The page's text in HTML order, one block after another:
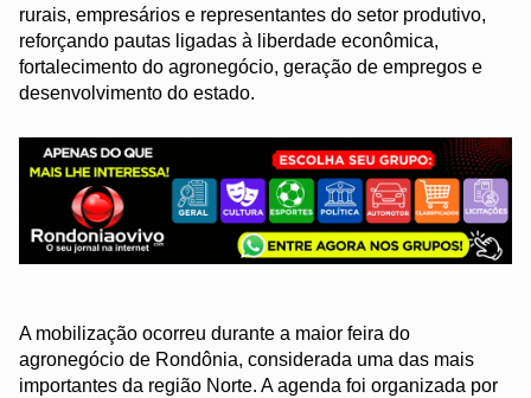
rurais, empresários e representantes do setor produtivo,
reforçando pautas ligadas à liberdade econômica,
fortalecimento do agronegócio, geração de empregos e
desenvolvimento do estado.
A mobilização ocorreu durante a maior feira do
agronegócio de Rondônia, considerada uma das mais
importantes da região Norte. A agenda foi organizada por